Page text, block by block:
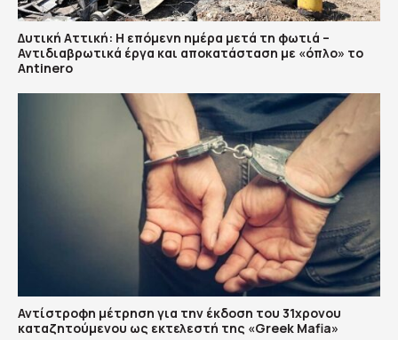
Δυτική Αττική: Η επόμενη ημέρα μετά τη φωτιά –
Αντιδιαβρωτικά έργα και αποκατάσταση με «όπλο» το
Antinero
Αντίστροφη μέτρηση για την έκδοση του 31χρονου
καταζητούμενου ως εκτελεστή της «Greek Mafia»